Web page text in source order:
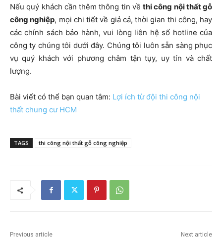
Nếu quý khách cần thêm thông tin về thi công nội thất gỗ
công nghiệp, mọi chi tiết về giả cả, thời gian thi công, hay
các chính sách bảo hành, vui lòng liên hệ số hotline của
công ty chúng tôi dưới đây. Chúng tôi luôn sẵn sàng phục
vụ quý khách với phương châm tận tụy, uy tín và chất
lượng.
Bài viết có thể bạn quan tâm: Lợi ích từ đội thi công nội
thất chung cư HCM
TAGS thi công nội thất gỗ công nghiệp
Previous article Next article